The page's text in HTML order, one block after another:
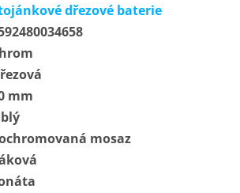
dřezové baterie
mm
mosaz